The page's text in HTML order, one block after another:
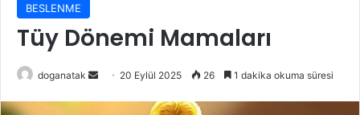
BESLENME
Tüy Dönemi Mamaları
doganatak
Bir
20 Eylül 2025 26 1 dakika okuma süresi